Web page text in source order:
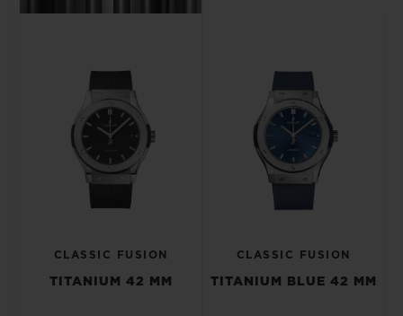
CLASSIC FUSION
TITANIUM 42 MM
CLASSIC FUSION
TITANIUM BLUE 42 MM